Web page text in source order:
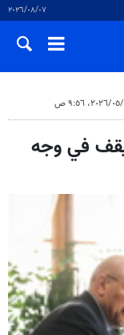
٠٧‏/٠٨‏/٢٠٢٦
يقف في وجه